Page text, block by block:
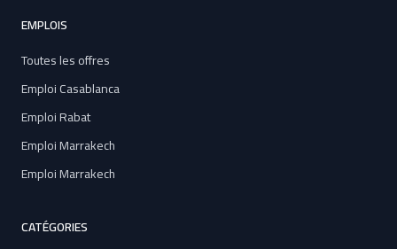
EMPLOIS
Toutes les offres
Emploi Casablanca
Emploi Rabat
Emploi Marrakech
Emploi Marrakech
CATÉGORIES